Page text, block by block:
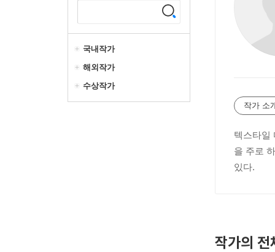
국내작가
해외작가
수상작가
작가 소
텍스타일
을 주로
있다.
작가의 전